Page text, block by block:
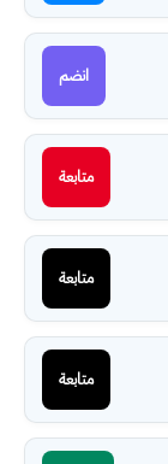
انضم
متابعة
متابعة
متابعة